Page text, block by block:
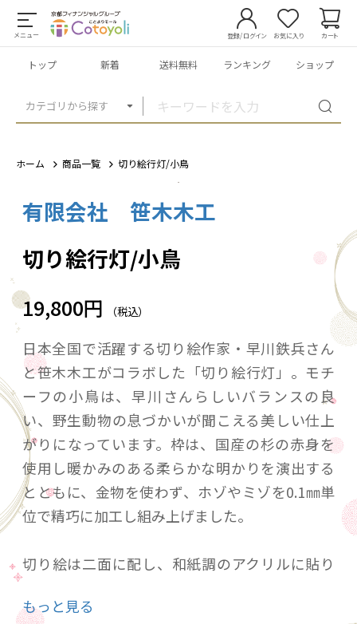
メニュー
カテゴリから探す
登録/ログイン お気に入り カート
トップ 新着 送料無料 ランキング ショップ
ホーム 商品一覧 切り絵行灯/小鳥
有限会社 笹木木工
切り絵行灯/小鳥
19,800円 （税込）
日本全国で活躍する切り絵作家・早川鉄兵さん
と笹木木工がコラボした「切り絵行灯」。モチ
ーフの小鳥は、早川さんらしいバランスの良
い、野生動物の息づかいが聞こえる美しい仕上
がりになっています。枠は、国産の杉の赤身を
使用し暖かみのある柔らかな明かりを演出する
とともに、金物を使わず、ホゾやミゾを0.1㎜単
位で精巧に加工し組み上げました。
切り絵は二面に配し、和紙調のアクリルに貼り
立体感を演出しています。あとの二面は切り絵
もっと見る